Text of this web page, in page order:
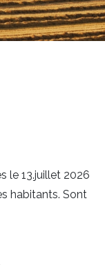
le 13.juillet 2026
habitants. Sont